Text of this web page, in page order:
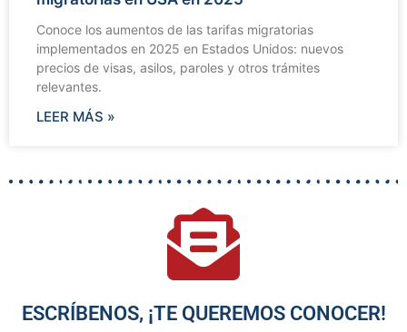
Conoce los aumentos de las tarifas migratorias
implementados en 2025 en Estados Unidos: nuevos
precios de visas, asilos, paroles y otros trámites
relevantes.
LEER MÁS »
ESCRÍBENOS, ¡TE QUEREMOS CONOCER!